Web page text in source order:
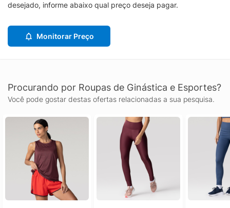
desejado, informe abaixo qual preço deseja pagar.
Monitorar Preço
Procurando por Roupas de Ginástica e Esportes?
Você pode gostar destas ofertas relacionadas a sua pesquisa.